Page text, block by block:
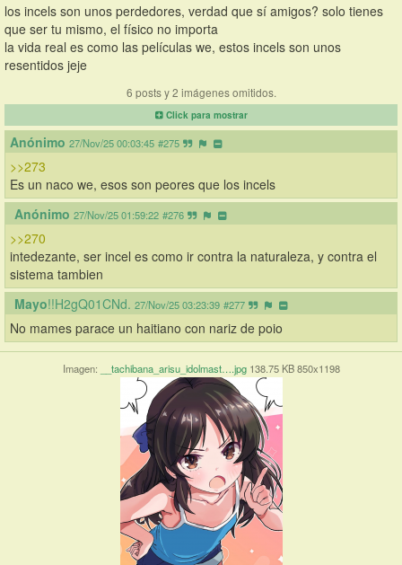
los incels son unos perdedores, verdad que sí amigos? solo tienes
que ser tu mismo, el físico no importa
la vida real es como las películas we, estos incels son unos
resentidos jeje
6 posts y 2 imágenes omitidos.
Click para mostrar
Anónimo 27/Nov/25 00:03:45 #275
>>273
Es un naco we, esos son peores que los incels
Anónimo 27/Nov/25 01:59:22 #276
>>270
intedezante, ser incel es como ir contra la naturaleza, y contra el
sistema tambien
Mayo!!H2gQ01CNd. 27/Nov/25 03:23:39 #277
No mames parace un haitiano con nariz de poio
Imagen: __tachibana_arisu_idolmast….jpg 138.75 KB 850x1198